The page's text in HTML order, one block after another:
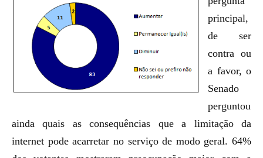
principal,
de ser
contra ou
a favor, o
Senado
perguntou
ainda quais as consequências que a limitação da
internet pode acarretar no serviço de modo geral. 64%